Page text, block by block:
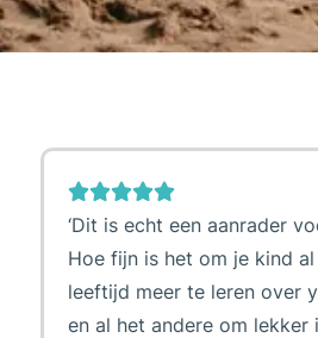
‘Dit is echt een aanrader
Hoe fijn is het om je kind
leeftijd meer te leren over
en al het andere om lekker